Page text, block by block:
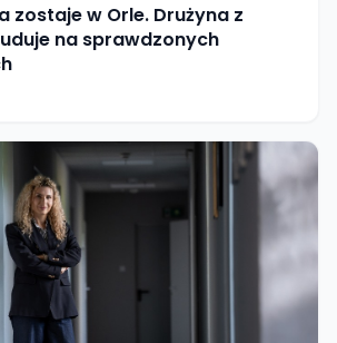
zostaje w Orle. Drużyna z
na sprawdzonych